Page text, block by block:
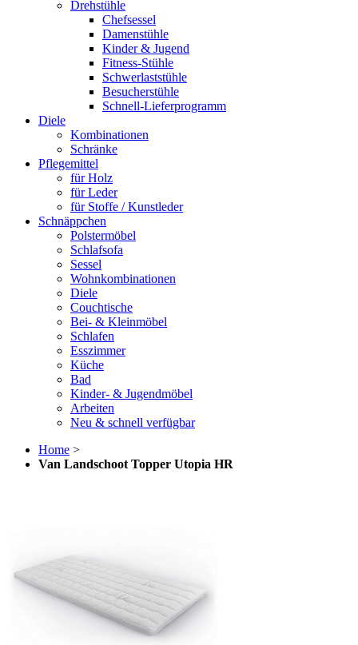
Drehstühle
Chefsessel
Damenstühle
Kinder & Jugend
Fitness-Stühle
Schwerlaststühle
Besucherstühle
Schnell-Lieferprogramm
Diele
Kombinationen
Schränke
Pflegemittel
für Holz
für Leder
für Stoffe / Kunstleder
Schnäppchen
Polstermöbel
Schlafsofa
Sessel
Wohnkombinationen
Diele
Couchtische
Bei- & Kleinmöbel
Schlafen
Esszimmer
Küche
Bad
Kinder- & Jugendmöbel
Arbeiten
Neu & schnell verfügbar
Home >
Van Landschoot Topper Utopia HR